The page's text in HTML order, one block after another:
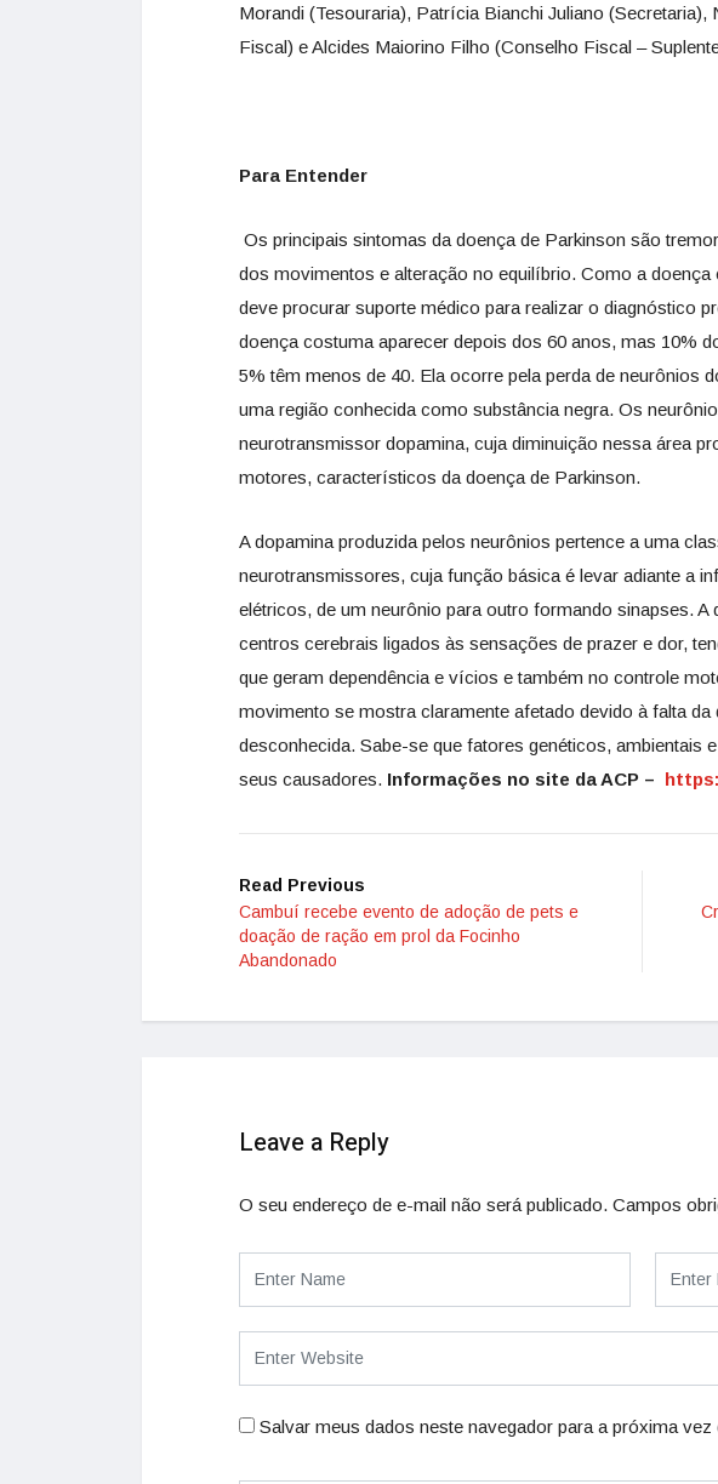
Morandi (Tesouraria), Patrícia Bianchi Juliano (Secretaria),
Fiscal) e Alcides Maiorino Filho (Conselho Fiscal –
Para Entender
Os principais sintomas da doença de Parkinson são
dos movimentos e alteração no equilíbrio. Como a doença
deve procurar suporte médico para realizar o diagnóstico
doença costuma aparecer depois dos 60 anos, mas 10%
5% têm menos de 40. Ela ocorre pela perda de neurônios
uma região conhecida como substância negra. Os
neurotransmissor dopamina, cuja diminuição nessa área
motores, característicos da doença de Parkinson.
A dopamina produzida pelos neurônios pertence a uma
neurotransmissores, cuja função básica é levar adiante a
elétricos, de um neurônio para outro formando sinapses. A
centros cerebrais ligados às sensações de prazer e dor,
que geram dependência e vícios e também no controle
movimento se mostra claramente afetado devido à falta da
desconhecida. Sabe-se que fatores genéticos, ambientais
seus causadores. Informações no site da ACP –
Read Previous
Cambuí recebe evento de adoção de pets e
doação de ração em prol da Focinho
Abandonado
Leave a Reply
O seu endereço de e-mail não será publicado. Campos
Salvar meus dados neste navegador para a próxima vez